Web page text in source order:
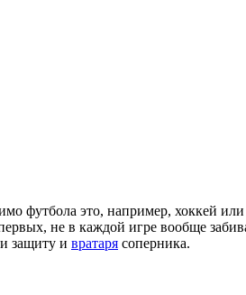
не в каждой игре вообще
защиту и вратаря соперника.